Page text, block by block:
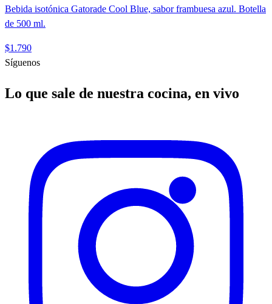
Bebida isotónica Gatorade Cool Blue, sabor frambuesa azul. Botella
de 500 ml.
$1.790
Síguenos
Lo que sale de nuestra cocina, en vivo